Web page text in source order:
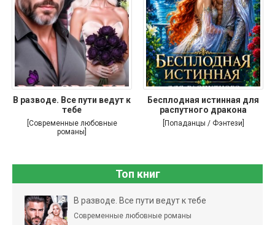
В разводе. Все пути ведут к
тебе
[Современные любовные
романы]
Бесплодная истинная для
распутного дракона
[Попаданцы / Фэнтези]
Топ книг
В разводе. Все пути ведут к тебе
Современные любовные романы